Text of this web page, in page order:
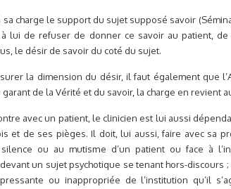
charge le support du sujet supposé savoir
à lui de refuser de donner ce savoir au patient,
le désir de savoir du coté du sujet.
la dimension du désir, il faut également que
garant de la Vérité et du savoir, la charge en revient
avec un patient, le clinicien est lui aussi
et de ses pièges. Il doit, lui aussi, faire avec sa
ou au mutisme d’un patient ou face à
un sujet psychotique se tenant hors-discours ;
ou inappropriée de l’institution qu’il